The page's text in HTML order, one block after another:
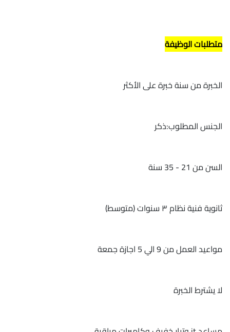
متطلبات الوظيفة
الخبرة من سنة خبرة على الأكثر
الجنس المطلوب:ذكر
السن من 21 - 35 سنة
ثانوية فنية نظام ٣ سنوات (متوسط)
مواعيد العمل من 9 الي 5 اجازة جمعة
لا يشترط الخبرة